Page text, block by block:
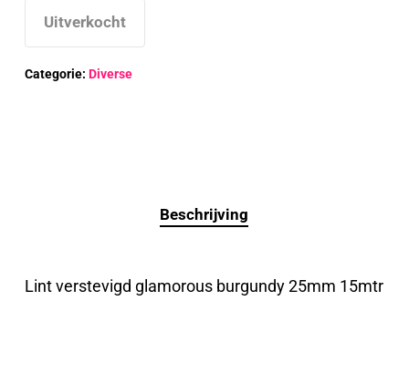
Uitverkocht
Categorie: Diverse
Beschrijving
Lint verstevigd glamorous burgundy 25mm 15mtr